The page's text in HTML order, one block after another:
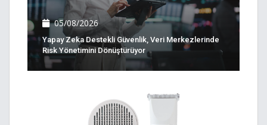
05/08/2026
Yapay Zeka Destekli Güvenlik, Veri Merkezlerinde
Risk Yönetimini Dönüştürüyor